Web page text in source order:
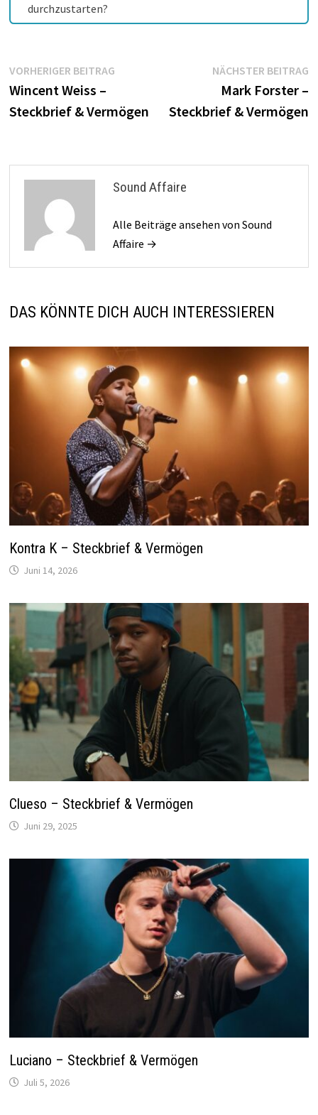
durchzustarten?
Beitragsnavigation
VORHERIGER BEITRAGVorheriger
Wincent Weiss –
Steckbrief & Vermögen
NÄCHSTER BEITRAG
Mark Forster –
Steckbrief & Vermögen
Sound Affaire
Alle Beiträge ansehen von Sound
Affaire →
DAS KÖNNTE DICH AUCH INTERESSIEREN
Kontra K – Steckbrief & Vermögen
Juni 14, 2026
Clueso – Steckbrief & Vermögen
Juni 29, 2025
Luciano – Steckbrief & Vermögen
Juli 5, 2026